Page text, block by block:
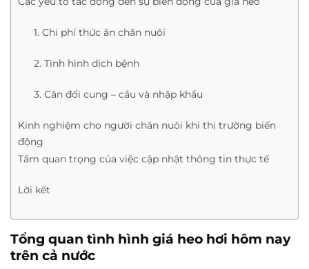
1. Chi phí thức ăn chăn nuôi
2. Tình hình dịch bệnh
3. Cân đối cung – cầu và nhập khẩu
Kinh nghiệm cho người chăn nuôi khi thị trường biến
động
Tầm quan trọng của việc cập nhật thông tin thực tế
Lời kết
Tổng quan tình hình giá heo hơi hôm nay
trên cả nước